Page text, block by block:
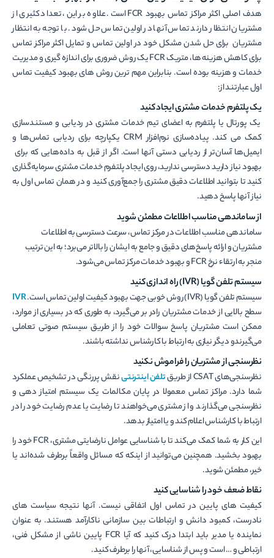
هدف اصلی اکثر مراکز تماس بهبود FCR است. علاوه بر این، تعداد کثیری از
مشتریان انتظار دارند تماس آنها در اولین تماس حل شود. با توجه به انتظار
مشتریان برای حل شدن مشکل خود در اولین تماس و تمایل اکثر مراکز تماس
برای کاهش هزینه ها، متریک FCR یک روش ضروری برای اندازه گیری و مدیریت
خدمات و هزینه بوده است. بنابراین مهم ترین روش های بهبود کیفیت تماس
اول عبارتند از:
یک پلتفرم خدمات مشتری ایجاد کنید
یک پورتال یا پلتفرم به اعضای تیم خدمات مشتری در ردیابی و مستندسازی
کمک می کند. پیاده‌سازی نرم‌افزار CRM یکپارچه برای ردیابی تماس‌ها و
ایمیل‌ها آسان‌تر از ردیابی دستی آنها است. اگر از قبل به داده‌هایی که برای
بهبود نیاز دارید دسترسی ندارید، روی ایجاد پلتفرم خدمات مشتری سرمایه‌گذاری
کنید تا بتوانید اطلاعات دقیق مشتری را جمع‌آوری کنید و در همان تماس اول به
نیاز آنها پاسخ دهید.
از ساماندهی مناسب اطلاعات مطمئن شوید
ساماندهی مناسب اطلاعات در مرکز تماس، سرعت دسترسی به اطلاعات
مشتریان و ارائه پاسخ‌های دقیق و جامع به ایشان را بالاتر می‌­برد؛ به این ترتیب
منجر به ارتقاء نرخ FCR و بهبود خدمات مرکز تماس می‌­شود.
سیستم تلفن گویا (IVR) راه اندازی کنید
سیستم تلفن گویا (IVR) روش خوبی جهت بهبود کیفیت اولین تماس است.
IVR
سطح بالایی از خدمات مشتریان رادر بر می‌گیرد، به طوری که در بسیاری از موارد،
ممکن است مشتریان پاسخ سوالات خود را از طریق سیستم صوتی تعاملی
می‌گیرندو دیگر نیازی به ارتباط با کارشناس نداشته باشند.
نظرسنجی از مشتریان را فراموش نکنید
نظرسنجی‌های CSAT از طریق تلفن اینترنتینقش پررنگی در تشخیص عملکرد
شما دارد. مراکز تماس معمولا در پایان مکالمات یک سیستم امتیاز دهی و
نظرسنجی می‌گذارند و از مشتری می‌خواهند تا رضایت یا عدم رضایت خود را در
ارتباط با کارشناس اعلام کند و یا امتیاز بدهد.
این کار به شما کمک می‌کند تا با شناسایی عوامل نارضایتی مشتری، FCR خود را
بهبود بخشید. همچنین می‌توانید از اینکه که مسائل واقعاً برطرف شده‌اند یا
خیر، مطمئن شوید.
نقاط ضعف خود را شناسایی کنید
کیفیت های پایین در تماس اول اتفاقی نیست. آنها نتیجه سیاست های
نادرست، کمبود دانش و ارتباطات بین سازمانی ناکارآمد هستند. به عنوان
نماینده یا مدیر باید ابتدا درک کنید که آیا FCR پایین ناشی از مشکل فنی،
ارتباطی و … است و پس از شناسایی، آنها را برطرف کنید.